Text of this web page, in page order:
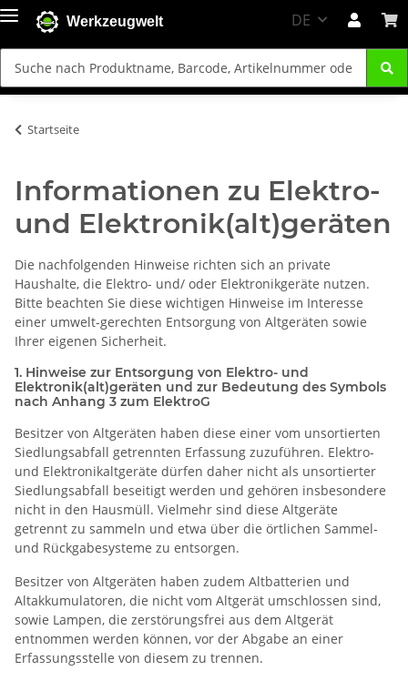
Werkzeugwelt DE
Startseite
Informationen zu Elektro-
und Elektronik(alt)geräten
Die nachfolgenden Hinweise richten sich an private
Haushalte, die Elektro- und/ oder Elektronikgeräte nutzen.
Bitte beachten Sie diese wichtigen Hinweise im Interesse
einer umwelt-gerechten Entsorgung von Altgeräten sowie
Ihrer eigenen Sicherheit.
1. Hinweise zur Entsorgung von Elektro- und
Elektronik(alt)geräten und zur Bedeutung des Symbols
nach Anhang 3 zum ElektroG
Besitzer von Altgeräten haben diese einer vom unsortierten
Siedlungsabfall getrennten Erfassung zuzuführen. Elektro-
und Elektronikaltgeräte dürfen daher nicht als unsortierter
Siedlungsabfall beseitigt werden und gehören insbesondere
nicht in den Hausmüll. Vielmehr sind diese Altgeräte
getrennt zu sammeln und etwa über die örtlichen Sammel-
und Rückgabesysteme zu entsorgen.
Besitzer von Altgeräten haben zudem Altbatterien und
Altakkumulatoren, die nicht vom Altgerät umschlossen sind,
sowie Lampen, die zerstörungs­frei aus dem Altgerät
entnommen werden können, vor der Abgabe an einer
Erfassungsstelle von diesem zu trennen.